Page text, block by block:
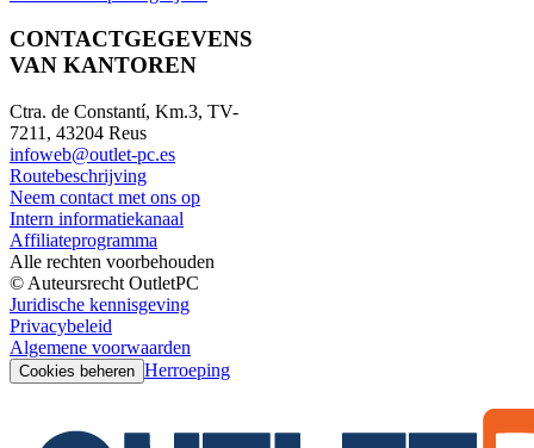
CONTACTGEGEVENS
VAN KANTOREN
Ctra. de Constantí, Km.3, TV-
7211, 43204 Reus
infoweb@outlet-pc.es
Routebeschrijving
Neem contact met ons op
Intern informatiekanaal
Affiliateprogramma
Alle rechten voorbehouden
© Auteursrecht OutletPC
Juridische kennisgeving
Privacybeleid
Algemene voorwaarden
Cookies beheren Herroeping